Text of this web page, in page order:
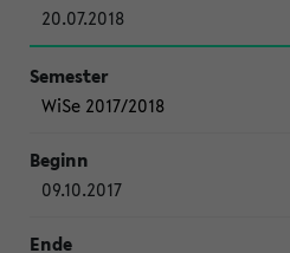
20.07.2018
WiSe 2017/2018
09.10.2017